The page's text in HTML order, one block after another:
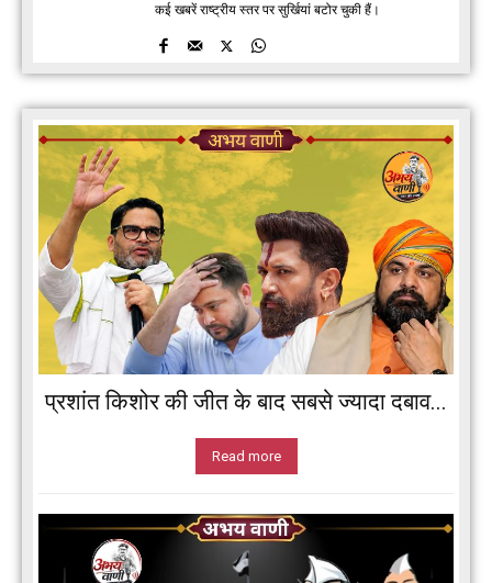
कई खबरें राष्ट्रीय स्तर पर सुर्खियां बटोर चुकी हैं।
प्रशांत किशोर की जीत के बाद सबसे ज्यादा दबाव...
Read more